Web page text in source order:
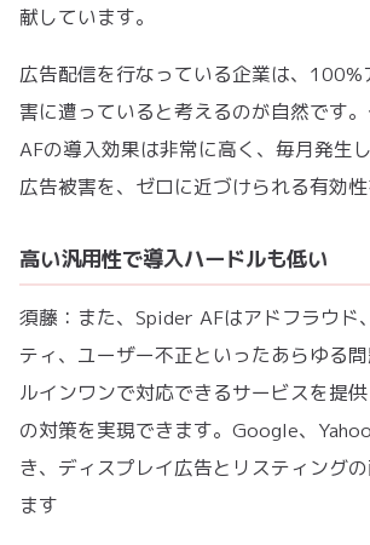
献しています。
広告配信を行なっている企業は、100%
害に遭っていると考えるのが自然です
AFの導入効果は非常に高く、毎月発生
広告被害を、ゼロに近づけられる有効性
高い汎用性で導入ハードルも低い
須藤：また、Spider AFはアドフラウド
ティ、ユーザー不正といったあらゆる
ルインワンで対応できるサービスを提
の対策を実現できます。Google、
き、ディスプレイ広告とリスティング
ます